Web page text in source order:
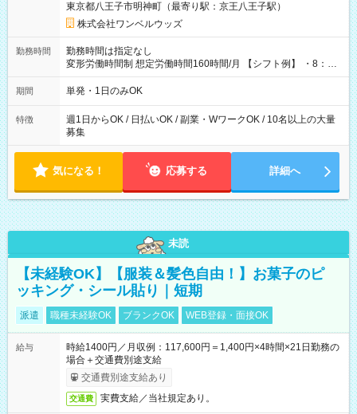
東京都八王子市明神町（最寄り駅：京王八王子駅）
株式会社ワンベルウッズ
勤務時間
勤務時間は指定なし
変形労働時間制 想定労働時間160時間/月 【シフト例】 ・8：00
～21：00
期間 単発・1日のみOK
特徴
週1日からOK / 日払いOK / 副業・WワークOK / 10名以上の大量
募集
気になる！ 応募する 詳細へ
未読
【未経験OK】【服装＆髪色自由！】お菓子のピ
ッキング・シール貼り｜短期
派遣 職種未経験OK ブランクOK WEB登録・面接OK
給与
時給1400円／月収例：117,600円＝1,400円×4時間×21日勤務の
場合＋交通費別途支給
交通費別途支給あり
交通費 実費支給／当社規定あり。